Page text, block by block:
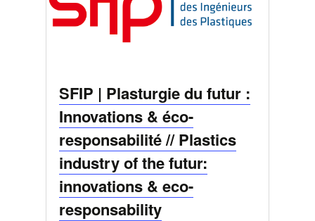
SFIP | Plasturgie du futur :
Innovations & éco-
responsabilité // Plastics
industry of the futur:
innovations & eco-
responsability